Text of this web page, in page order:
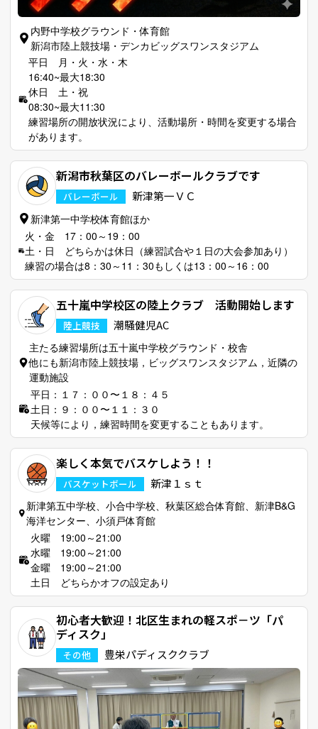
内野中学校グラウンド・体育館
新潟市陸上競技場・デンカビッグスワンスタジアム
平日 月・火・水・木
16:40~最大18:30
休日 土・祝
08:30~最大11:30
練習場所の開放状況により、活動場所・時間を変更する場合
があります。
新潟市秋葉区のバレーボールクラブです
バレーボール 新津第一ＶＣ
新津第一中学校体育館ほか
火・金 17：00～19：00
土・日 どちらかは休日（練習試合や１日の大会参加あり）
練習の場合は8：30～11：30もしくは13：00～16：00
五十嵐中学校区の陸上クラブ 活動開始します
陸上競技 潮騒健児AC
主たる練習場所は五十嵐中学校グラウンド・校舎
他にも新潟市陸上競技場，ビッグスワンスタジアム，近隣の
運動施設
平日：１７：００〜１８：４５
土日：９：００〜１１：３０
天候等により，練習時間を変更することもあります。
楽しく本気でバスケしよう！！
バスケットボール 新津１ｓｔ
新津第五中学校、小合中学校、秋葉区総合体育館、新津B&G
海洋センター、小須戸体育館
火曜 19:00～21:00
水曜 19:00～21:00
金曜 19:00～21:00
土日 どちらかオフの設定あり
初心者大歓迎！北区生まれの軽スポ－ツ「パ
ディスク」
その他 豊栄パディスククラブ